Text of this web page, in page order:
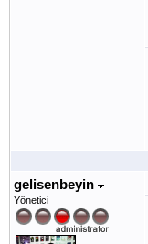
gelisenbeyin
Yönetici